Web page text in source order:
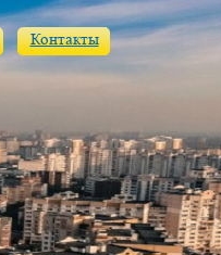
Контакты